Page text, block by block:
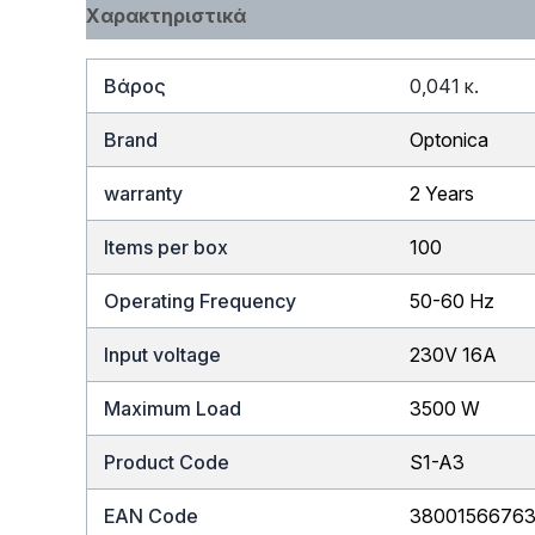
Χαρακτηριστικά
Βάρος 0,041 κ.
Brand Optonica
warranty 2 Years
Items per box 100
Operating Frequency 50-60 Hz
Input voltage 230V 16A
Maximum Load 3500 W
Product Code S1-A3
EAN Code